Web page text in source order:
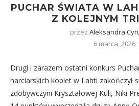
PUCHAR ŚWIATA W
Z KOLEJNYM
przez Aleksandra
6 marca, 2026
Drugi i zarazem ostatni konkurs
narciarskich kobiet w Lahti zakończył
zdobywczyni Kryształowej Kuli, Niki